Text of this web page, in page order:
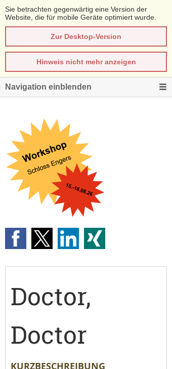
Sie betrachten gegenwärtig eine Version der
Website, die für mobile Geräte optimiert wurde.
Zur Desktop-Version
Hinweis nicht mehr anzeigen
Navigation einblenden
Doctor,
Doctor
KURZBESCHREIBUNG